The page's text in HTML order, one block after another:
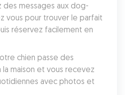
des messages aux dog-
vous pour trouver le parfait
réservez facilement en
chien passe des
la maison et vous recevez
avec photos et